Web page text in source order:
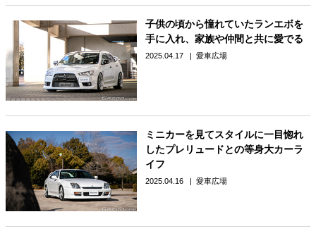
子供の頃から憧れていたランエボを
手に入れ、家族や仲間と共に愛でる
2025.04.17 愛車広場
ミニカーを見てスタイルに一目惚れ
したプレリュードとの等身大カーラ
イフ
2025.04.16 愛車広場